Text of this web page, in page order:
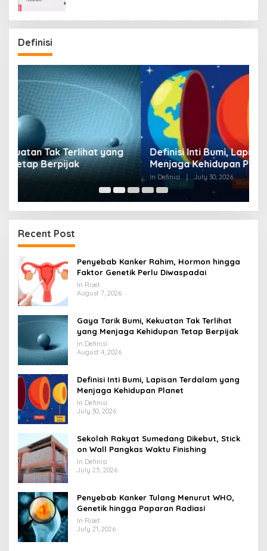
Definisi
Definisi Inti Bumi, Lapisan Terdalam yang
Menjaga Kehidupan Planet
Recent Post
Penyebab Kanker Rahim, Hormon hingga
Faktor Genetik Perlu Diwaspadai
In Riset
August 7, 2026
Gaya Tarik Bumi, Kekuatan Tak Terlihat
yang Menjaga Kehidupan Tetap Berpijak
In Definisi
August 4, 2026
Definisi Inti Bumi, Lapisan Terdalam yang
Menjaga Kehidupan Planet
In Definisi
July 30, 2026
Sekolah Rakyat Sumedang Dikebut, Stick
on Wall Pangkas Waktu Finishing
In Definisi
July 25, 2026
Penyebab Kanker Tulang Menurut WHO,
Genetik hingga Paparan Radiasi
In Riset
July 21, 2026